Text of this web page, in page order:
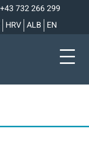
732 266 299
HRV ALB EN